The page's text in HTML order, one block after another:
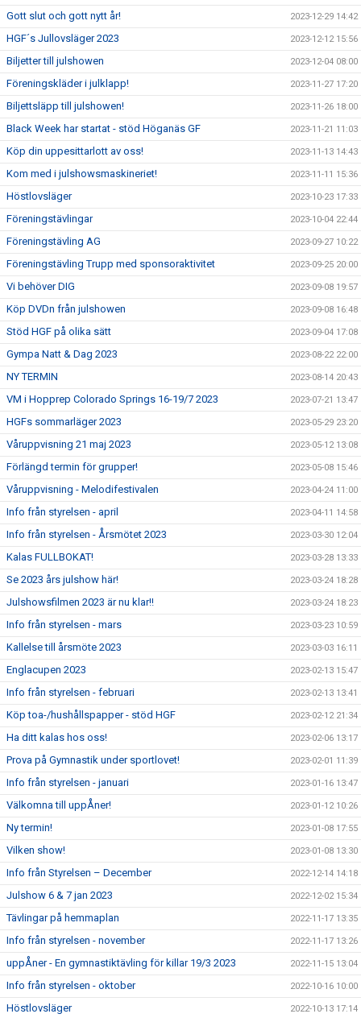
Gott slut och gott nytt år! 2023-12-29 14:42
HGF´s Jullovsläger 2023 2023-12-12 15:56
Biljetter till julshowen 2023-12-04 08:00
Föreningskläder i julklapp! 2023-11-27 17:20
Biljettsläpp till julshowen! 2023-11-26 18:00
Black Week har startat - stöd Höganäs GF 2023-11-21 11:03
Köp din uppesittarlott av oss! 2023-11-13 14:43
Kom med i julshowsmaskineriet! 2023-11-11 15:36
Höstlovsläger 2023-10-23 17:33
Föreningstävlingar 2023-10-04 22:44
Föreningstävling AG 2023-09-27 10:22
Föreningstävling Trupp med sponsoraktivitet 2023-09-25 20:00
Vi behöver DIG 2023-09-08 19:57
Köp DVDn från julshowen 2023-09-08 16:48
Stöd HGF på olika sätt 2023-09-04 17:08
Gympa Natt & Dag 2023 2023-08-22 22:00
NY TERMIN 2023-08-14 20:43
VM i Hopprep Colorado Springs 16-19/7 2023 2023-07-21 13:47
HGFs sommarläger 2023 2023-05-29 23:20
Våruppvisning 21 maj 2023 2023-05-12 13:08
Förlängd termin för grupper! 2023-05-08 15:46
Våruppvisning - Melodifestivalen 2023-04-24 11:00
Info från styrelsen - april 2023-04-11 14:58
Info från styrelsen - Årsmötet 2023 2023-03-30 12:04
Kalas FULLBOKAT! 2023-03-28 13:33
Se 2023 års julshow här! 2023-03-24 18:28
Julshowsfilmen 2023 är nu klar!! 2023-03-24 18:23
Info från styrelsen - mars 2023-03-23 10:59
Kallelse till årsmöte 2023 2023-03-03 16:11
Englacupen 2023 2023-02-13 15:47
Info från styrelsen - februari 2023-02-13 13:41
Köp toa-/hushållspapper - stöd HGF 2023-02-12 21:34
Ha ditt kalas hos oss! 2023-02-06 13:17
Prova på Gymnastik under sportlovet! 2023-02-01 11:39
Info från styrelsen - januari 2023-01-16 13:47
Välkomna till uppÅner! 2023-01-12 10:26
Ny termin! 2023-01-08 17:55
Vilken show! 2023-01-08 13:30
Info från Styrelsen – December 2022-12-14 14:18
Julshow 6 & 7 jan 2023 2022-12-02 15:34
Tävlingar på hemmaplan 2022-11-17 13:35
Info från styrelsen - november 2022-11-17 13:26
uppÅner - En gymnastiktävling för killar 19/3 2023 2022-11-15 13:04
Info från styrelsen - oktober 2022-10-16 10:00
Höstlovsläger 2022-10-13 17:14